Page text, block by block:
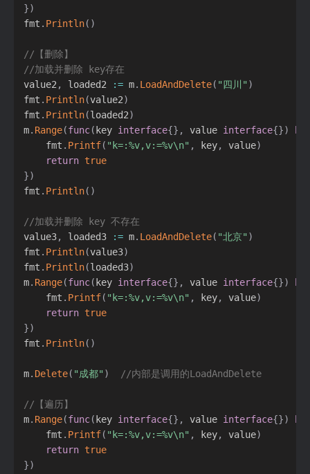
})
fmt . Println( )
//【删除】
//加载并删除 key存在
value2, loaded2 := m. LoadAndDelete( "四川" )
fmt . Println(value2)
fmt . Println(loaded2)
m. Range(func( key interface{} , value interface{})
    fmt
. Printf( "k=:%v,v:=%v\n" , key, value)
return true
})
fmt . Println( )
//加载并删除 key 不存在
value3, loaded3 := m. LoadAndDelete( "北京" )
fmt . Println(value3)
fmt . Println(loaded3)
m. Range(func( key interface{} , value interface{})
    fmt
. Printf( "k=:%v,v:=%v\n" , key, value)
return true
})
fmt . Println( )
m. Delete( "成都" ) //内部是调用的LoadAndDelete
//【遍历】
m. Range(func( key interface{} , value interface{})
    fmt
. Printf( "k=:%v,v:=%v\n" , key, value)
return true
})